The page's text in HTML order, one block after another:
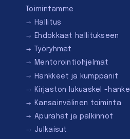
Toimintamme
Hallitus
Ehdokkaat hallitukseen
Työryhmät
Mentorointi­ohjelmat
Hankkeet ja kumppanit
Kirjaston lukuaskel -hanke
Kansainvälinen toiminta
Apurahat ja palkinnot
Julkaisut